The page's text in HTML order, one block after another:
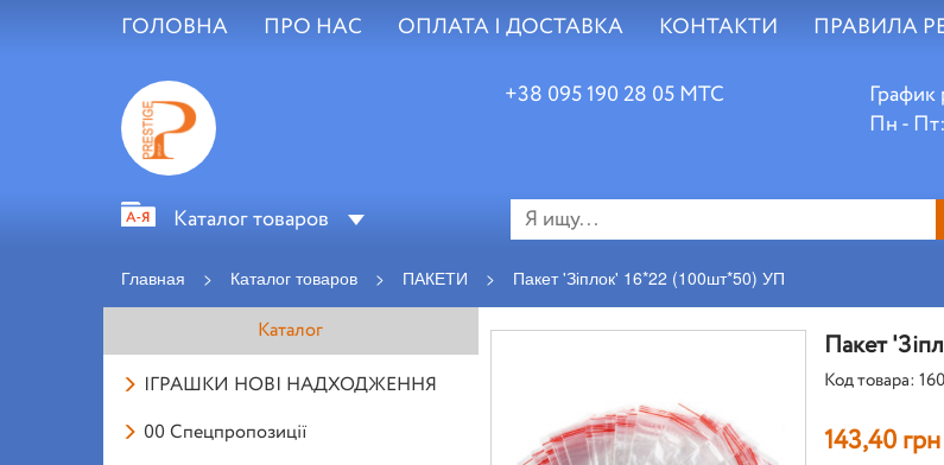
ГОЛОВНА ПРО НАС ОПЛАТА І ДОСТАВКА КОНТАКТИ ПРАВИЛА
+38 095 190 28 05 МТС
График
Пн -
Каталог товаров
Главная > Каталог товаров > ПАКЕТИ > Пакет 'Зіплок' 16*22 (100шт*50) УП
Каталог
ІГРАШКИ НОВІ НАДХОДЖЕННЯ
00 Спецпропозиції
Пакет
Код товара:
143,40 грн